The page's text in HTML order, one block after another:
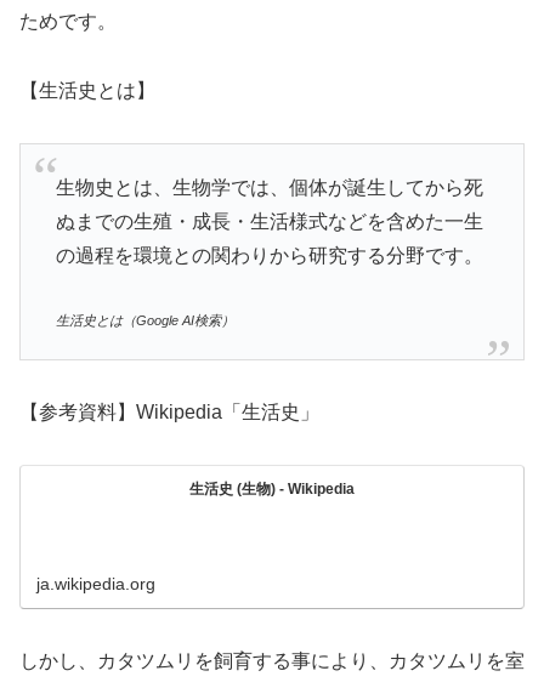
ためです。
【生活史とは】
生物史とは、生物学では、個体が誕生してから死
ぬまでの生殖・成長・生活様式などを含めた一生
の過程を環境との関わりから研究する分野です。
生活史とは（Google AI検索）
【参考資料】Wikipedia「生活史」
生活史 (生物) - Wikipedia
ja.wikipedia.org
しかし、カタツムリを飼育する事により、カタツムリを室